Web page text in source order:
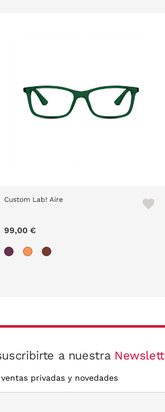
Custom Lab! Aire
99,00 €
a nuestra
privadas y novedades